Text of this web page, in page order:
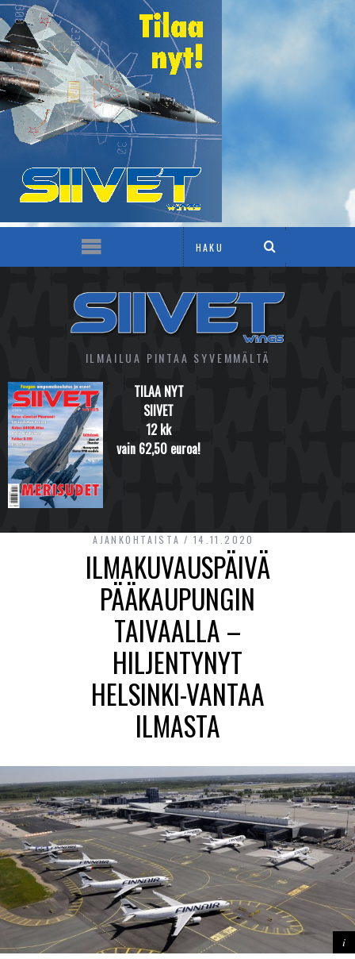
ILMAILUA PINTAA SYVEMMÄLTÄ
TILAA NYT
SIIVET
12 kk
vain 62,50 euroa!
AJANKOHTAISTA 14.11.2020
ILMAKUVAUSPÄIVÄ
PÄÄKAUPUNGIN
TAIVAALLA –
HILJENTYNYT
HELSINKI-VANTAA
ILMASTA